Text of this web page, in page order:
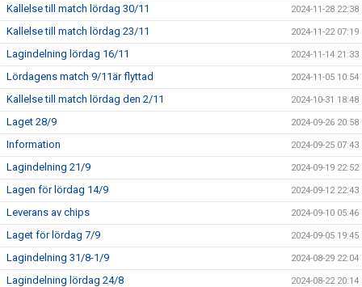
Kallelse till match lördag 30/11 2024-11-28 22:38
Kallelse till match lördag 23/11 2024-11-22 07:19
Lagindelning lördag 16/11 2024-11-14 21:33
Lördagens match 9/11är flyttad 2024-11-05 10:54
Kallelse till match lördag den 2/11 2024-10-31 18:48
Laget 28/9 2024-09-26 20:58
Information 2024-09-25 07:43
Lagindelning 21/9 2024-09-19 22:52
Lagen för lördag 14/9 2024-09-12 22:43
Leverans av chips 2024-09-10 05:46
Laget för lördag 7/9 2024-09-05 19:45
Lagindelning 31/8-1/9 2024-08-29 22:04
Lagindelning lördag 24/8 2024-08-22 20:14